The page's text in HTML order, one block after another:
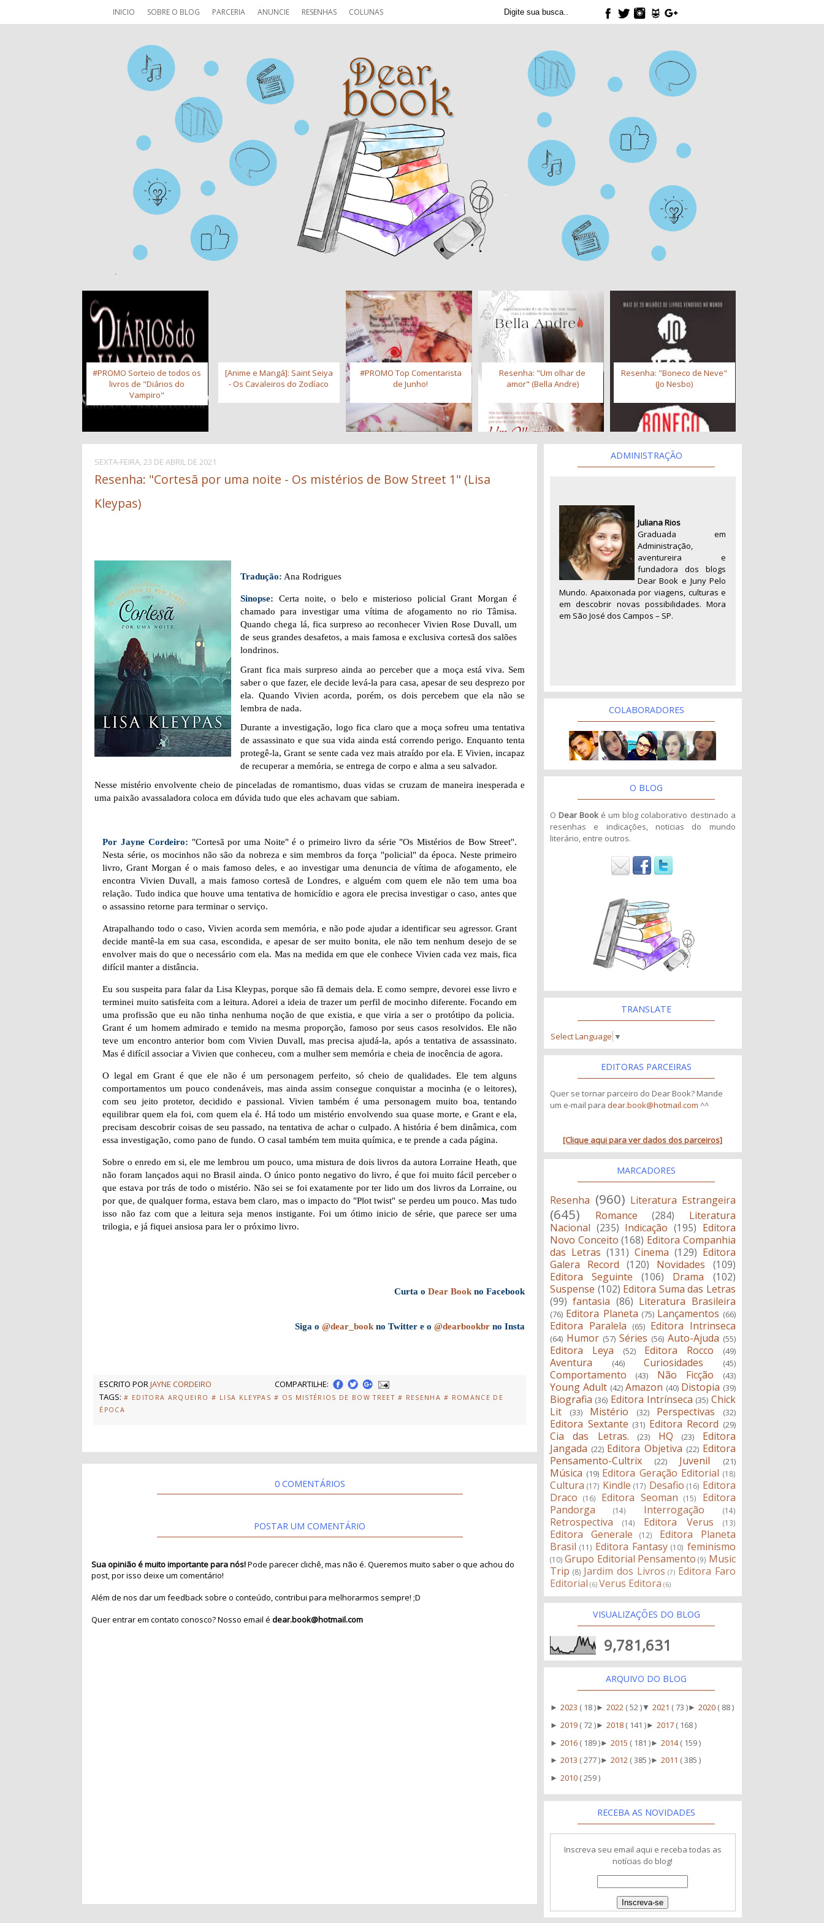
INICIO SOBRE O BLOG PARCERIA ANUNCIE RESENHAS COLUNAS
#PROMO Sorteio de todos os
livros de "Diários do
Vampiro"
[Anime e Mangá]: Saint Seiya
- Os Cavaleiros do Zodíaco
#PROMO Top Comentarista
de Junho!
Resenha: "Um olhar de
amor" (Bella Andre)
Resenha: "Boneco de Neve"
(Jo Nesbo)
SEXTA-FEIRA, 23 DE ABRIL DE 2021
Resenha: "Cortesã por uma noite - Os mistérios de Bow Street 1" (Lisa
Kleypas)
Tradução: Ana Rodrigues
Sinopse: Certa noite, o belo e misterioso policial Grant Morgan é
chamado para investigar uma vítima de afogamento no rio Tâmisa.
Quando chega lá, fica surpreso ao reconhecer Vivien Rose Duvall, um
de seus grandes desafetos, a mais famosa e exclusiva cortesã dos salões
londrinos.
Grant fica mais surpreso ainda ao perceber que a moça está viva. Sem
saber o que fazer, ele decide levá-la para casa, apesar de seu desprezo por
ela. Quando Vivien acorda, porém, os dois percebem que ela não se
lembra de nada.
Durante a investigação, logo fica claro que a moça sofreu uma tentativa
de assassinato e que sua vida ainda está correndo perigo. Enquanto tenta
protegê-la, Grant se sente cada vez mais atraído por ela. E Vivien, incapaz
de recuperar a memória, se entrega de corpo e alma a seu salvador.
Nesse mistério envolvente cheio de pinceladas de romantismo, duas vidas se cruzam de maneira inesperada e
uma paixão avassaladora coloca em dúvida tudo que eles achavam que sabiam.
Por Jayne Cordeiro: "Cortesã por uma Noite" é o primeiro livro da série "Os Mistérios de Bow Street".
Nesta série, os mocinhos não são da nobreza e sim membros da força "policial" da época. Neste primeiro
livro, Grant Morgan é o mais famoso deles, e ao investigar uma denuncia de vítima de afogamento, ele
encontra Vivien Duvall, a mais famoso cortesã de Londres, e alguém com quem ele não tem uma boa
relação. Tudo indica que houve uma tentativa de homicídio e agora ele precisa investigar o caso, antes que
o assassino retorne para terminar o serviço.
Atrapalhando todo o caso, Vivien acorda sem memória, e não pode ajudar a identificar seu agressor. Grant
decide mantê-la em sua casa, escondida, e apesar de ser muito bonita, ele não tem nenhum desejo de se
envolver mais do que o necessário com ela. Mas na medida em que ele conhece Vivien cada vez mais, fica
difícil manter a distância.
Eu sou suspeita para falar da Lisa Kleypas, porque são fã demais dela. E como sempre, devorei esse livro e
terminei muito satisfeita com a leitura. Adorei a ideia de trazer um perfil de mocinho diferente. Focando em
uma profissão que eu não tinha nenhuma noção de que existia, e que viria a ser o protótipo da policia.
Grant é um homem admirado e temido na mesma proporção, famoso por seus casos resolvidos. Ele não
teve um encontro anterior bom com Vivien Duvall, mas precisa ajudá-la, após a tentativa de assassinato.
Mas é difícil associar a Vivien que conheceu, com a mulher sem memória e cheia de inocência de agora.
O legal em Grant é que ele não é um personagem perfeito, só cheio de qualidades. Ele tem alguns
comportamentos um pouco condenáveis, mas ainda assim consegue conquistar a mocinha (e o leitores),
com seu jeito protetor, decidido e passional. Vivien também é uma personagem muito boa, tentando
equilibrar quem ela foi, com quem ela é. Há todo um mistério envolvendo sua quase morte, e Grant e ela,
precisam descobrir coisas de seu passado, na tentativa de achar o culpado. A história é bem dinâmica, com
essa investigação, como pano de fundo. O casal também tem muita química, e te prende a cada página.
Sobre o enredo em si, ele me lembrou um pouco, uma mistura de dois livros da autora Lorraine Heath, que
não foram lançados aqui no Brasil ainda. O único ponto negativo do livro, é que foi muito fácil perceber o
que estava por trás de todo o mistério. Não sei se foi exatamente por ter lido um dos livros da Lorraine, ou
por que, de qualquer forma, estava bem claro, mas o impacto do "Plot twist" se perdeu um pouco. Mas tudo
isso não faz com que a leitura seja menos instigante. Foi um ótimo inicio de série, que parece ser uma
trilogia, e já fiquei ansiosa para ler o próximo livro.
Curta oDear Book no Facebook
Siga o@dear_book no Twitter e o@dearbookbr no Insta
ESCRITO PORJAYNE CORDEIRO
COMPARTILHE:
TAGS: # EDITORA ARQUEIRO # LISA KLEYPAS # OS MISTÉRIOS DE BOW TREET # RESENHA # ROMANCE DE
ÉPOCA
0 COMENTÁRIOS
POSTAR UM COMENTÁRIO
Sua opinião é muito importante para nós!Pode parecer clichê, mas não é. Queremos muito saber o que achou do
post, por isso deixe um comentário!
Além de nos dar um feedback sobre o conteúdo, contribui para melhorarmos sempre! ;D
Quer entrar em contato conosco? Nosso email édear.book@hotmail.com
ADMINISTRAÇÃO
Juliana Rios
Graduada em
Administração,
aventureira e
fundadora dos blogs
Dear Book e Juny Pelo
Mundo. Apaixonada por viagens, culturas e
em descobrir novas possibilidades. Mora
em São José dos Campos – SP.
COLABORADORES
O BLOG
O Dear Book é um blog colaborativo destinado a
resenhas e indicações, noticias do mundo
literário, entre outros.
TRANSLATE
Select Language ▼
EDITORAS PARCEIRAS
Quer se tornar parceiro do Dear Book? Mande
um e-mail para dear.book@hotmail.com ^^
[Clique aqui para ver dados dos parceiros]
MARCADORES
Resenha (960) Literatura Estrangeira
(645) Romance (284)
Literatura
Nacional (235) Indicação (195) Editora
Novo Conceito (168) Editora Companhia
das Letras (131) Cinema (129) Editora
Galera Record
(120) Novidades
(109)
Editora Seguinte
(106) Drama
(102)
Suspense (102) Editora Suma das Letras
(99) fantasia (86) Literatura Brasileira
(76) Editora Planeta (75) Lançamentos (66)
Editora Paralela (65) Editora Intrinseca
(64) Humor (57) Séries (56) Auto-Ajuda (55)
Editora Leya (52) Editora Rocco (49)
Aventura (46) Curiosidades (45)
Comportamento (43) Não Ficção (43)
Young Adult (42) Amazon (40) Distopia (39)
Biografia (36) Editora Intrínseca (35) Chick
Lit
(33) Mistério (32) Perspectivas (32)
Editora Sextante (31) Editora Record (29)
Cia das Letras. (23) HQ (23)
Editora
Jangada (22) Editora Objetiva (22) Editora
Pensamento-Cultrix
(22) Juvenil (21)
Música (19) Editora Geração Editorial (18)
Cultura (17) Kindle (17) Desafio (16) Editora
Draco
(16) Editora Seoman (15)
Editora
Pandorga
(14) Interrogação (14)
Retrospectiva (14) Editora Verus (13)
Editora Generale (12)
Editora Planeta
Brasil (11) Editora Fantasy (10) feminismo
(10) Grupo Editorial Pensamento (9) Music
Trip (8) Jardim dos Livros (7) Editora Faro
Editorial (6) Verus Editora (6)
VISUALIZAÇÕES DO BLOG
9,781,631
ARQUIVO DO BLOG
►2023 ( 18 )►2022 ( 52 ) ▼2021 ( 73 )►2020 ( 88 )
►2019 ( 72 )►2018 ( 141 )►2017 ( 168 )
►2016 ( 189 )►2015 ( 181 )►2014( 159 )
►2013 ( 277 )►2012 ( 385 )►2011 ( 385 )
►2010 ( 259 )
RECEBA AS NOVIDADES
Inscreva seu email aqui e receba todas as
notícias do blog!